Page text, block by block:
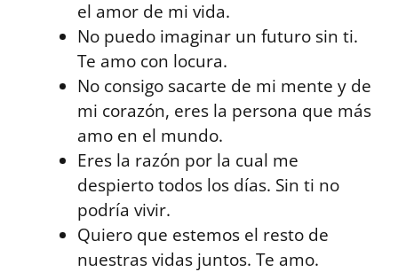
el amor de mi vida.
No puedo imaginar un futuro sin ti.
Te amo con locura.
No consigo sacarte de mi mente y de
mi corazón, eres la persona que más
amo en el mundo.
Eres la razón por la cual me
despierto todos los días. Sin ti no
podría vivir.
Quiero que estemos el resto de
nuestras vidas juntos. Te amo.